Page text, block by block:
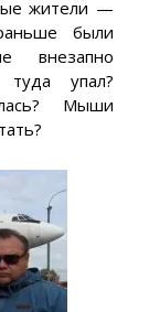
жители —
были
внезапно
туда упал?
Мыши